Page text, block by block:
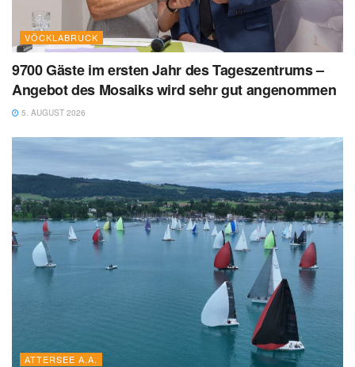
VÖCKLABRUCK
9700 Gäste im ersten Jahr des Tageszentrums –
Angebot des Mosaiks wird sehr gut angenommen
5. AUGUST 2026
ATTERSEE A.A.